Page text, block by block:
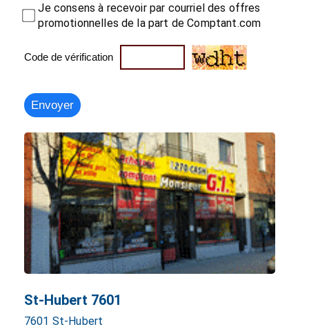
Je consens à recevoir par courriel des offres
promotionnelles de la part de Comptant.com
Code de vérification
St-Hubert 7601
7601 St-Hubert